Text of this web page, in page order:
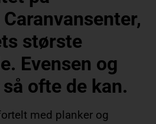
største
Evensen og
ofte de kan.
med planker og